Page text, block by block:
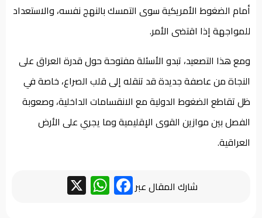
أمام الضغوط الأمريكية سوى التمسك بالنهج نفسه، والاستعداد
للمواجهة إذا اقتضى الأمر.
ومع هذا التصعيد، تبدو الأسئلة مفتوحة حول قدرة العراق على
النجاة من عاصفة جديدة قد تنقله إلى قلب الصراع، خاصة في
ظل تقاطع الضغوط الدولية مع الانقسامات الداخلية، وصعوبة
الفصل بين موازين القوى الإقليمية وما يجري على الأرض
العراقية.
شارك المقال عبر Facebook
WhatsApp